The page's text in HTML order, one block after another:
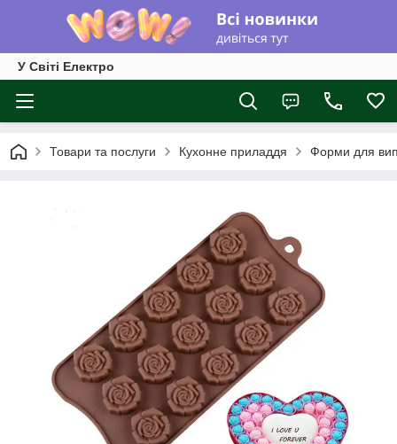
У Світі Електро
Товари та послуги Кухонне приладдя Форми для